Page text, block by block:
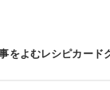
をよむレシピカード